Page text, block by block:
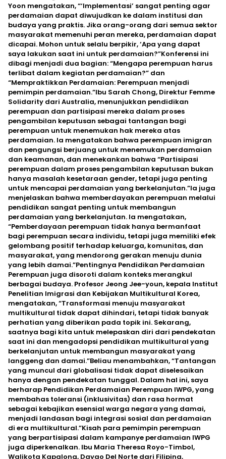
Yoon mengatakan, “‘Implementasi’ sangat penting agar
perdamaian dapat diwujudkan ke dalam institusi dan
budaya yang praktis. Jika orang-orang dari semua sektor
masyarakat memenuhi peran mereka, perdamaian dapat
dicapai. Mohon untuk selalu berpikir, ‘Apa yang dapat
saya lakukan saat ini untuk perdamaian?”Konferensi ini
dibagi menjadi dua bagian: “Mengapa perempuan harus
terlibat dalam kegiatan perdamaian?” dan
“Mempraktikkan Perdamaian: Perempuan menjadi
pemimpin perdamaian.”Ibu Sarah Chong, Direktur Femme
Solidarity dari Australia, menunjukkan pendidikan
perempuan dan partisipasi mereka dalam proses
pengambilan keputusan sebagai tantangan bagi
perempuan untuk menemukan hak mereka atas
perdamaian. Ia mengatakan bahwa perempuan imigran
dan pengungsi berjuang untuk menemukan perdamaian
dan keamanan, dan menekankan bahwa “Partisipasi
perempuan dalam proses pengambilan keputusan bukan
hanya masalah kesetaraan gender, tetapi juga penting
untuk mencapai perdamaian yang berkelanjutan.”Ia juga
menjelaskan bahwa memberdayakan perempuan melalui
pendidikan sangat penting untuk membangun
perdamaian yang berkelanjutan. Ia mengatakan,
“Pemberdayaan perempuan tidak hanya bermanfaat
bagi perempuan secara individu, tetapi juga memiliki efek
gelombang positif terhadap keluarga, komunitas, dan
masyarakat, yang mendorong gerakan menuju dunia
yang lebih damai.”Pentingnya Pendidikan Perdamaian
Perempuan juga disoroti dalam konteks merangkul
berbagai budaya. Profesor Jeong Jee-youn, kepala Institut
Penelitian Imigrasi dan Kebijakan Multikultural Korea,
mengatakan, “Transformasi menuju masyarakat
multikultural tidak dapat dihindari, tetapi tidak banyak
perhatian yang diberikan pada topik ini. Sekarang,
saatnya bagi kita untuk melepaskan diri dari pendekatan
saat ini dan mengadopsi pendidikan multikultural yang
berkelanjutan untuk membangun masyarakat yang
langgeng dan damai.”Beliau menambahkan, “Tantangan
yang muncul dari globalisasi tidak dapat diselesaikan
hanya dengan pendekatan tunggal. Dalam hal ini, saya
berharap Pendidikan Perdamaian Perempuan IWPG, yang
membahas toleransi (inklusivitas) dan rasa hormat
sebagai kebajikan esensial warga negara yang damai,
menjadi landasan bagi integrasi sosial dan perdamaian
di era multikultural.”Kisah para pemimpin perempuan
yang berpartisipasi dalam kampanye perdamaian IWPG
juga diperkenalkan. Ibu Maria Theresa Royo-Timbol,
Walikota Kapalong, Davao Del Norte dari Filipina,